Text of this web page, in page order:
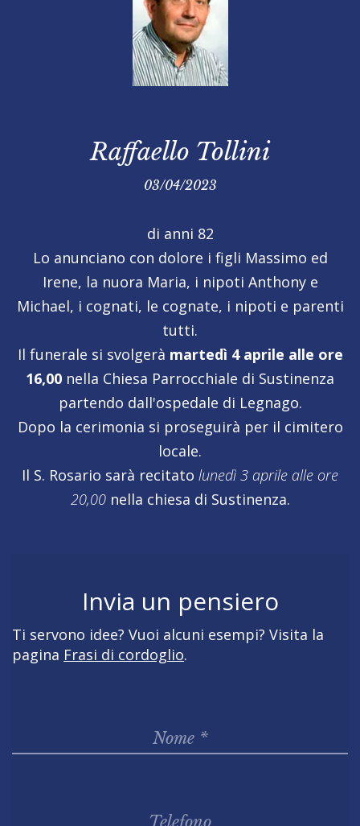
Raffaello Tollini
03/04/2023
di anni 82
Lo anunciano con dolore i figli Massimo ed
Irene, la nuora Maria, i nipoti Anthony e
Michael, i cognati, le cognate, i nipoti e parenti
tutti.
Il funerale si svolgerà martedì 4 aprile alle ore
16,00 nella Chiesa Parrocchiale di Sustinenza
partendo dall'ospedale di Legnago.
Dopo la cerimonia si proseguirà per il cimitero
locale.
Il S. Rosario sarà recitato lunedì 3 aprile alle ore
20,00nella chiesa di Sustinenza.
Invia un pensiero
Ti servono idee? Vuoi alcuni esempi? Visita la
pagina Frasi di cordoglio.